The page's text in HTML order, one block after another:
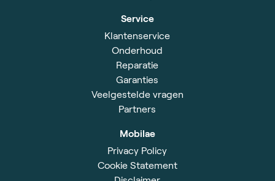
Service
Klantenservice
Onderhoud
Reparatie
Garanties
Veelgestelde vragen
Partners
Mobilae
Privacy Policy
Cookie Statement